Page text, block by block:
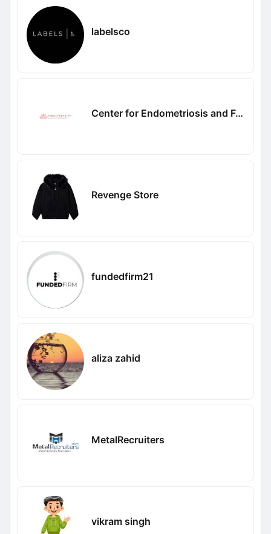
labelsco
Center for Endometriosis and Fertility
Revenge Store
fundedfirm21
aliza zahid
MetalRecruiters
vikram singh